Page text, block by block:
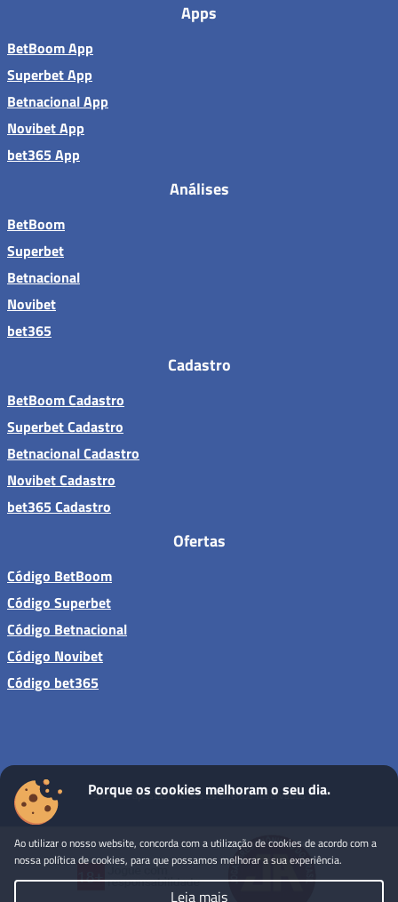
Apps
BetBoom App
Superbet App
Betnacional App
Novibet App
bet365 App
Análises
BetBoom
Superbet
Betnacional
Novibet
bet365
Cadastro
BetBoom Cadastro
Superbet Cadastro
Betnacional Cadastro
Novibet Cadastro
bet365 Cadastro
Ofertas
Código BetBoom
Código Superbet
Código Betnacional
Código Novibet
Código bet365
Sites de apostas - Todos os direitos reservados
Porque os cookies melhoram o seu dia.
Ao utilizar o nosso website, concorda com a utilização de cookies de acordo com a
nossa política de cookies, para que possamos melhorar a sua experiência.
Leia mais